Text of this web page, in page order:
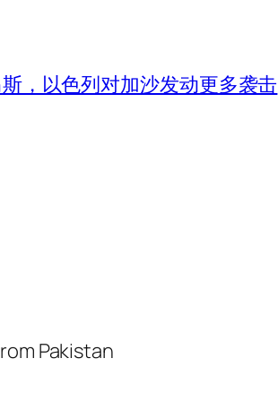
，以色列对加沙发动更多袭击
Pakistan